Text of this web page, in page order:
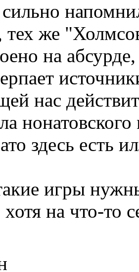
же
на
нас
здесь есть
игры
на что-то